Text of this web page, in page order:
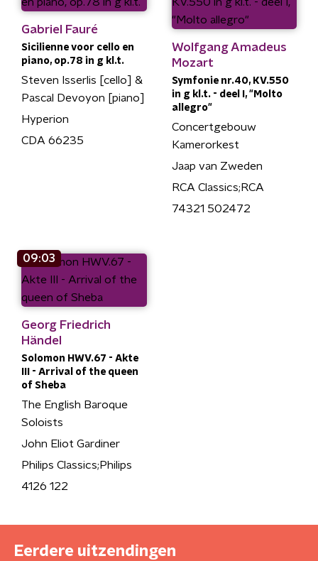
Gabriel Fauré
Sicilienne voor cello en
piano, op.78 in g kl.t.
Steven Isserlis [cello] &
Pascal Devoyon [piano]
Hyperion
CDA 66235
Wolfgang Amadeus
Mozart
Symfonie nr.40, KV.550
in g kl.t. - deel I, "Molto
allegro"
Concertgebouw
Kamerorkest
Jaap van Zweden
RCA Classics;RCA
74321 502472
09:03
Georg Friedrich
Händel
Solomon HWV.67 - Akte
III - Arrival of the queen
of Sheba
The English Baroque
Soloists
John Eliot Gardiner
Philips Classics;Philips
4126 122
Eerdere uitzendingen